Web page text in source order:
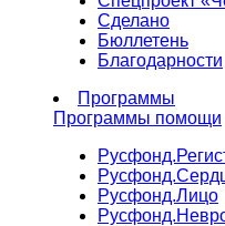
Сделано
Бюллетень
Благодарности
Программы
Программы помощи
Русфонд.
Русфонд.
Русфонд.Лицо
Русфонд.